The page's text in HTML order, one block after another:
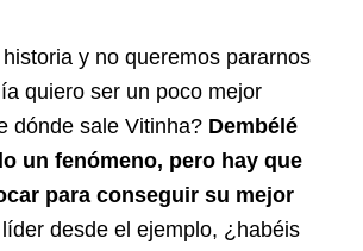
y no queremos pararnos
quiero ser un poco mejor
dónde sale Vitinha? Dembélé
un fenómeno, pero hay que
para conseguir su mejor
desde el ejemplo, ¿habéis